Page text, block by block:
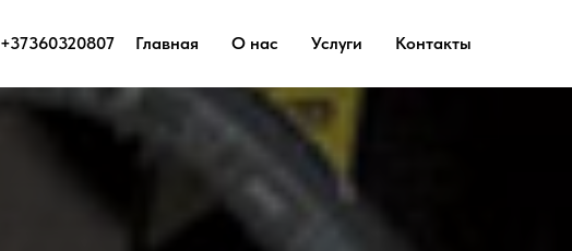
+37360320807 Главная О нас Услуги Контакты